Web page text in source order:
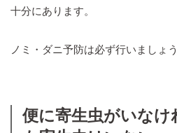
十分にあります。
ノミ・ダニ予防は必ず行いましょう
便に寄生虫がいなけ